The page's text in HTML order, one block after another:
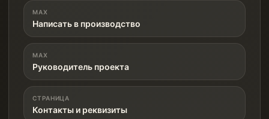
MAX
Написать в производство
MAX
Руководитель проекта
СТРАНИЦА
Контакты и реквизиты